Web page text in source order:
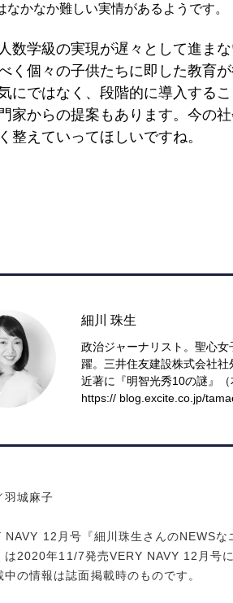
なかなか難しい実情があるようです。
数学級の実現が遅々として進まな
く個々の子供たちに即した教育
にではなく、段階的に導入する
家からの提案もあります。今の
整えていってほしいですね。
細川 珠生
政治ジャーナリスト。聖心
躍。三井住友建設株式会社社
近著に『明智光秀10の謎』（
https:// blog.excite.co.jp/
羽城麻子
NAVY 12月号『細川珠生さんのNEWS
は2020年11/7発売VERY NAVY 12月号に
中の情報は誌面掲載時のものです。